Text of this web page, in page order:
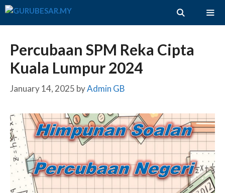
Skip
Percubaan SPM Reka Cipta
Kuala Lumpur 2024
January 14, 2025 byAdmin GB